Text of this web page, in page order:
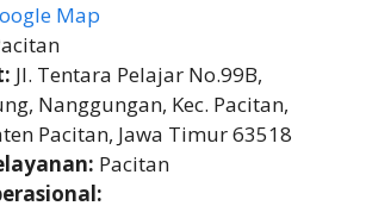
Map
Jl. Tentara Pelajar No.99B,
Nanggungan, Kec. Pacitan,
Pacitan, Jawa Timur 63518
Pacitan